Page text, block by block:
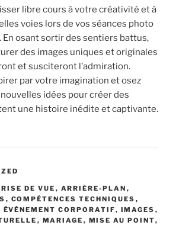
libre cours à votre créativité et à
voies lors de vos séances photo
osant sortir des sentiers battus,
des images uniques et originales
et susciteront l’admiration.
par votre imagination et osez
idées pour créer des
une histoire inédite et captivante.
DE VUE , ARRIÈRE-PLAN ,
, COMPÉTENCES TECHNIQUES ,
ÉVÉNEMENT CORPORATIF, IMAGES ,
, MARIAGE , MISE AU POINT,